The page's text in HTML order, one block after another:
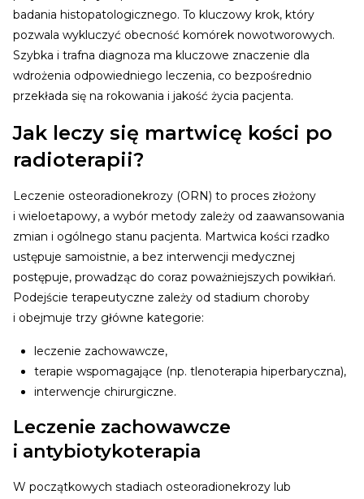
badania histopatologicznego. To kluczowy krok, który
pozwala wykluczyć obecność komórek nowotworowych.
Szybka i trafna diagnoza ma kluczowe znaczenie dla
wdrożenia odpowiedniego leczenia, co bezpośrednio
przekłada się na rokowania i jakość życia pacjenta.
Jak leczy się martwicę kości po
radioterapii?
Leczenie osteoradionekrozy (ORN) to proces złożony
i wieloetapowy, a wybór metody zależy od zaawansowania
zmian i ogólnego stanu pacjenta. Martwica kości rzadko
ustępuje samoistnie, a bez interwencji medycznej
postępuje, prowadząc do coraz poważniejszych powikłań.
Podejście terapeutyczne zależy od stadium choroby
i obejmuje trzy główne kategorie:
leczenie zachowawcze,
terapie wspomagające (np. tlenoterapia hiperbaryczna),
interwencje chirurgiczne.
Leczenie zachowawcze
i antybiotykoterapia
W początkowych stadiach osteoradionekrozy lub